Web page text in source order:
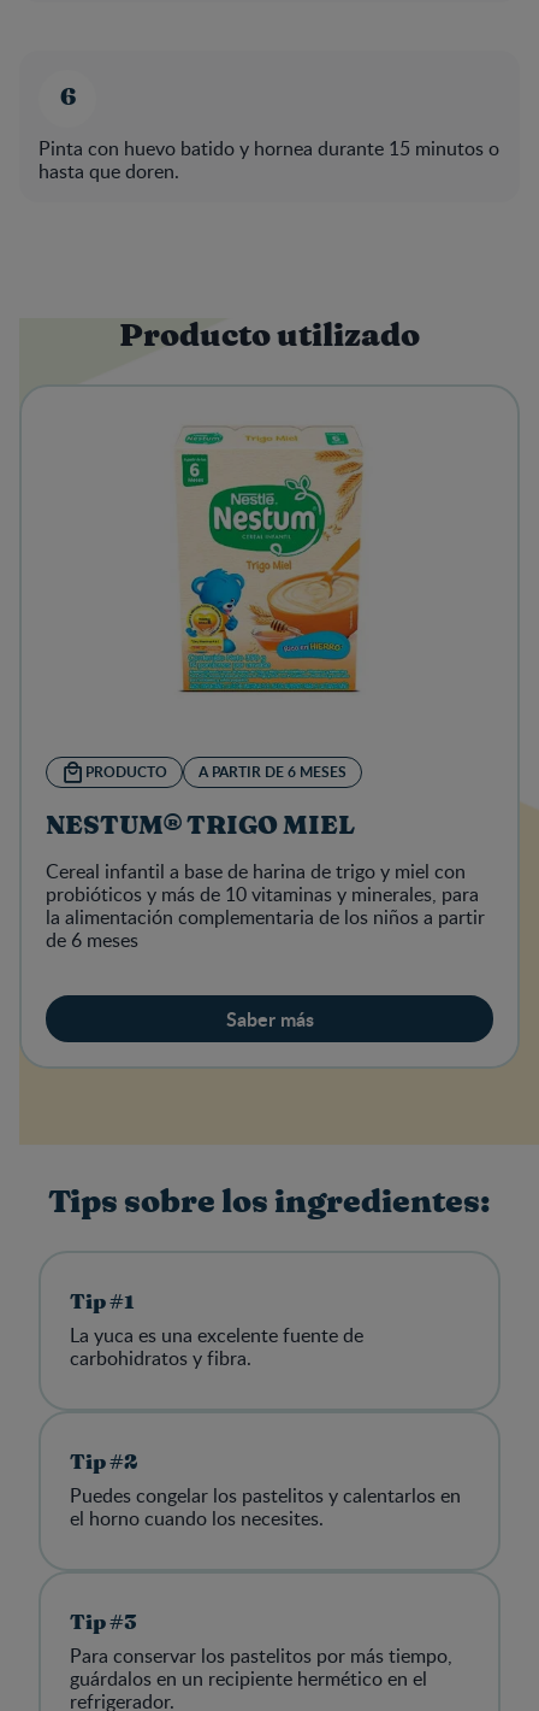
Pinta con huevo batido y hornea durante 15 minutos o
hasta que doren.
Producto utilizado
PRODUCTO A PARTIR DE 6 MESES
NESTUM® TRIGO MIEL
Cereal infantil a base de harina de trigo y miel con
probióticos y más de 10 vitaminas y minerales, para
la alimentación complementaria de los niños a partir
de 6 meses
Saber más
Tips sobre los ingredientes:
Tip #1
La yuca es una excelente fuente de
carbohidratos y fibra.
Tip #2
Puedes congelar los pastelitos y calentarlos en
el horno cuando los necesites.
Tip #3
Para conservar los pastelitos por más tiempo,
guárdalos en un recipiente hermético en el
refrigerador.